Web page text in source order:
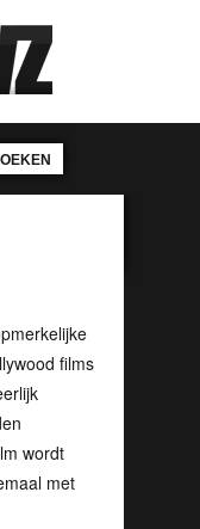
films
wordt
met